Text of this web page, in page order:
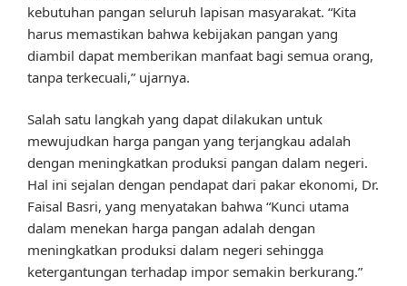
kebutuhan pangan seluruh lapisan masyarakat. “Kita
harus memastikan bahwa kebijakan pangan yang
diambil dapat memberikan manfaat bagi semua orang,
tanpa terkecuali,” ujarnya.
Salah satu langkah yang dapat dilakukan untuk
mewujudkan harga pangan yang terjangkau adalah
dengan meningkatkan produksi pangan dalam negeri.
Hal ini sejalan dengan pendapat dari pakar ekonomi, Dr.
Faisal Basri, yang menyatakan bahwa “Kunci utama
dalam menekan harga pangan adalah dengan
meningkatkan produksi dalam negeri sehingga
ketergantungan terhadap impor semakin berkurang.”